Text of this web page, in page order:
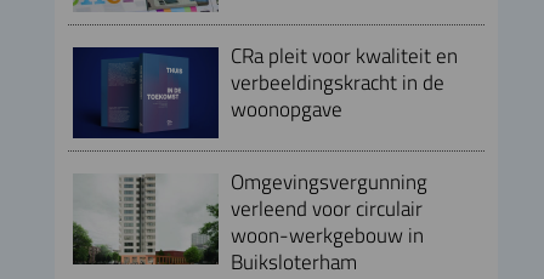
CRa pleit voor kwaliteit en
verbeeldingskracht in de
woonopgave
Omgevingsvergunning
verleend voor circulair
woon-werkgebouw in
Buiksloterham